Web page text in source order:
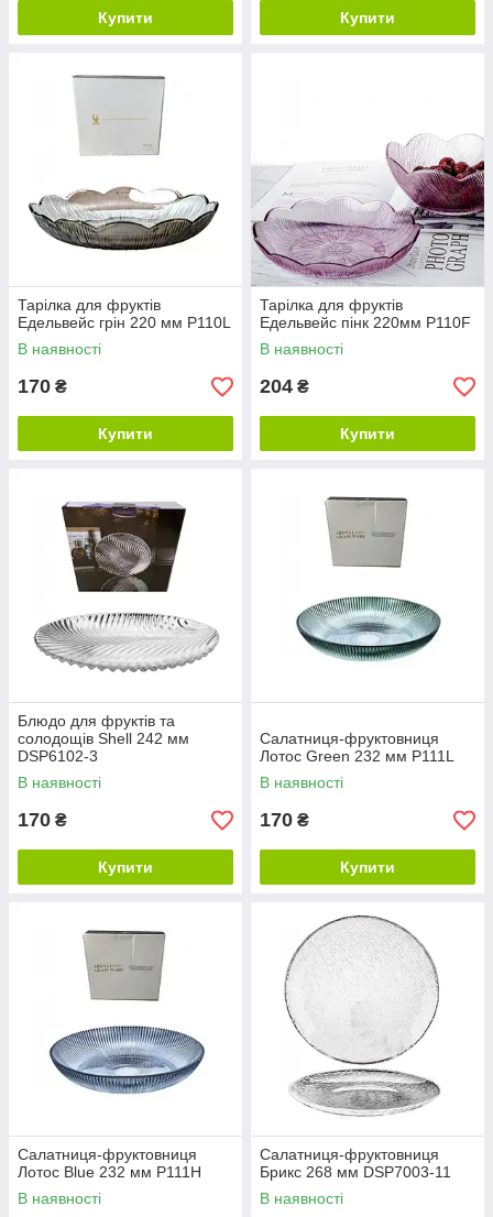
Купити Купити
Тарілка для фруктів
Едельвейс грін 220 мм P110L
В наявності
170 ₴
Купити
Тарілка для фруктів
Едельвейс пінк 220мм P110F
В наявності
204 ₴
Купити
Блюдо для фруктів та
солодощів Shell 242 мм
DSP6102-3
В наявності
170 ₴
Купити
Салатниця-фруктовниця
Лотос Green 232 мм P111L
В наявності
170 ₴
Купити
Салатниця-фруктовниця
Лотос Blue 232 мм P111H
В наявності
Салатниця-фруктовниця
Брикс 268 мм DSP7003-11
В наявності